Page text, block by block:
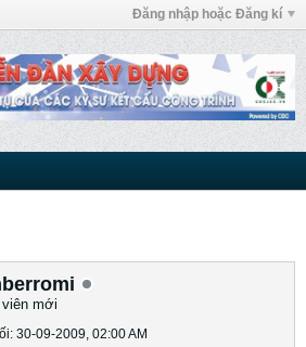
Đăng nhập hoặc Đăng kí
mới
30-09-2009, 02:00 AM